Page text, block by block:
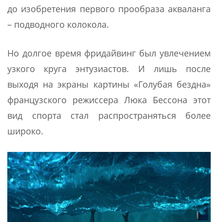
до изобретения первого прообраза акваланга
– подводного колокола.
Но долгое время фридайвинг был увлечением
узкого круга энтузиастов. И лишь после
выходя на экраны картины «Голубая бездна»
французского режиссера Люка Бессона этот
вид спорта стал распространяться более
широко.